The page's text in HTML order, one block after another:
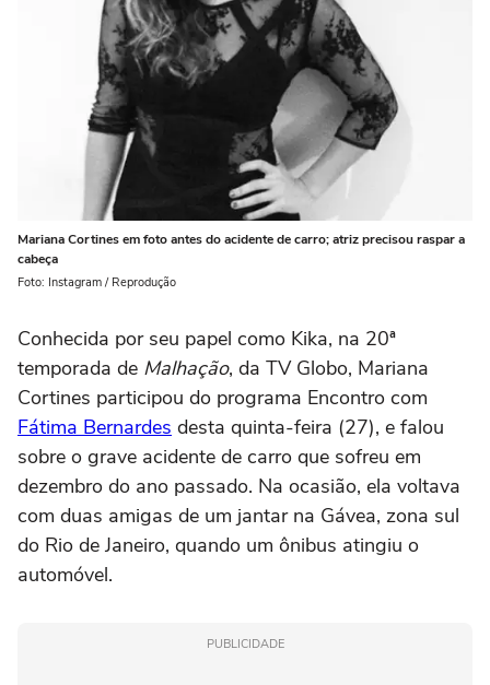
Mariana Cortines em foto antes do acidente de carro; atriz precisou raspar a
cabeça
Foto: Instagram / Reprodução
Conhecida por seu papel como Kika, na 20ª
temporada de Malhação, da TV Globo, Mariana
Cortines participou do programa Encontro com
Fátima Bernardes desta quinta-feira (27), e falou
sobre o grave acidente de carro que sofreu em
dezembro do ano passado. Na ocasião, ela voltava
com duas amigas de um jantar na Gávea, zona sul
do Rio de Janeiro, quando um ônibus atingiu o
automóvel.
PUBLICIDADE